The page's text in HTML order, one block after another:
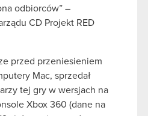
odbiorców” –
CD Projekt RED
przed przeniesieniem
Mac, sprzedał
tej gry w wersjach na
Xbox 360 (dane na